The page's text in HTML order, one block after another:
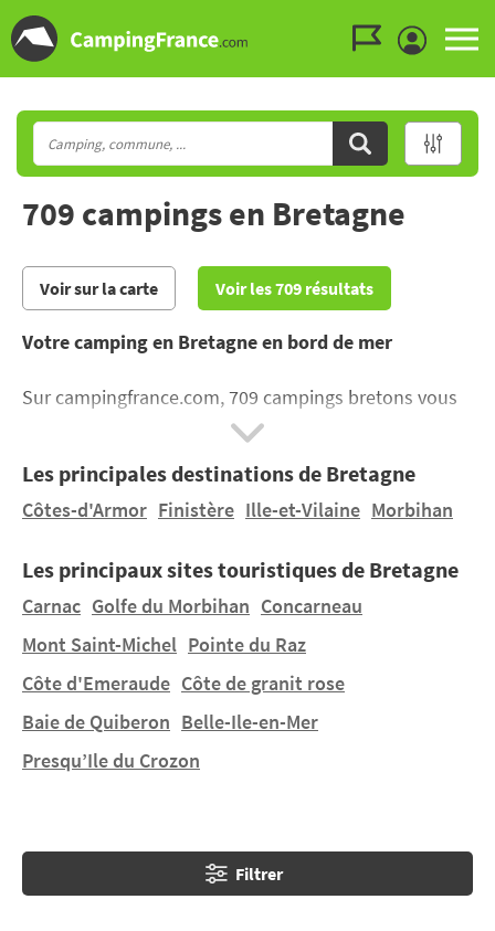
709 campings en Bretagne
Voir sur la carte Voir les 709 résultats
Votre camping en Bretagne en bord de mer
Sur campingfrance.com, 709 campings bretons vous
sont proposés du Nord au Sud ! Pour dénicher un
directement sur « Golfe du Morbihan » ! Mettez par
exemple le cap sur Carnac ou sur Crach pour vivre à
Quiberon. Louez un mobil home dans un camping
avec piscine en Bretagne
. Bien sûr,
campingfrance.com vous propose également sa
sélection decamping en Bretagne
Guirec, Erquy ou Morlaix.
Découvrez10 raisons de passer vos vacances en
camping en Bretagne. Digemer mad !
Les principales destinations de Bretagne
Côtes-d'Armor Finistère Ille-et-Vilaine Morbihan
Les principaux sites touristiques de Bretagne
Carnac Golfe du Morbihan Concarneau
Mont Saint-Michel Pointe du Raz
Côte d'Emeraude Côte de granit rose
Baie de Quiberon Belle-Ile-en-Mer
Presqu’Ile du Crozon
Filtrer